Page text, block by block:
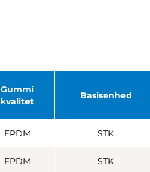
Gummi
kvalitet
Basisenhed
EPDM STK
EPDM STK